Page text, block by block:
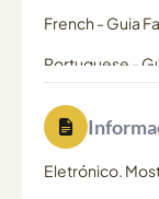
French - Guia
Portuguese -
Eletrónico.